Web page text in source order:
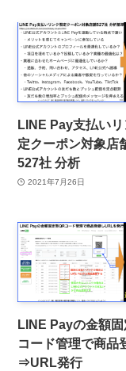
LINE Pay支払いリ
定クーポン対象店
527社 分析
2021年7月26日
LINE Payの金額固
コード管理で商品
⇒URL発行